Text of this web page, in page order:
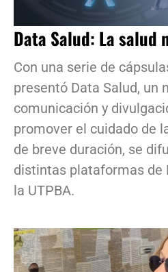
Data Salud: La salud
Con una serie de
presentó Data Salud, un
comunicación y
promover el cuidado de
de breve duración, se
distintas plataformas de
la UTPBA.